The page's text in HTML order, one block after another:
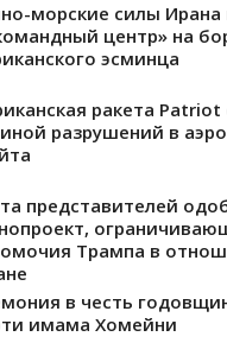
морские силы Ирана
центр» на
эсминца
ракета Patriot
разрушений в
представителей
Трампа в
в честь
имама Хомейни